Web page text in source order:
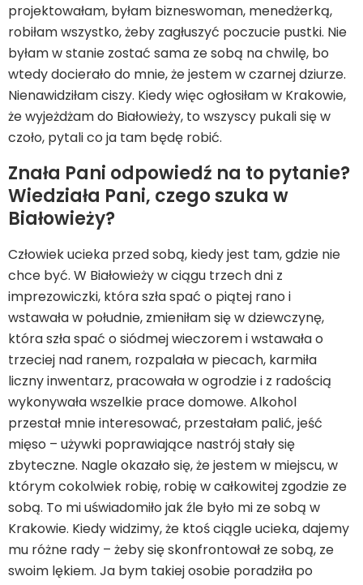
projektowałam, byłam bizneswoman, menedżerką,
robiłam wszystko, żeby zagłuszyć poczucie pustki. Nie
byłam w stanie zostać sama ze sobą na chwilę, bo
wtedy docierało do mnie, że jestem w czarnej dziurze.
Nienawidziłam ciszy. Kiedy więc ogłosiłam w Krakowie,
że wyjeżdżam do Białowieży, to wszyscy pukali się w
czoło, pytali co ja tam będę robić.
Znała Pani odpowiedź na to pytanie?
Wiedziała Pani, czego szuka w
Białowieży?
Człowiek ucieka przed sobą, kiedy jest tam, gdzie nie
chce być. W Białowieży w ciągu trzech dni z
imprezowiczki, która szła spać o piątej rano i
wstawała w południe, zmieniłam się w dziewczynę,
która szła spać o siódmej wieczorem i wstawała o
trzeciej nad ranem, rozpalała w piecach, karmiła
liczny inwentarz, pracowała w ogrodzie i z radością
wykonywała wszelkie prace domowe. Alkohol
przestał mnie interesować, przestałam palić, jeść
mięso – używki poprawiające nastrój stały się
zbyteczne. Nagle okazało się, że jestem w miejscu, w
którym cokolwiek robię, robię w całkowitej zgodzie ze
sobą. To mi uświadomiło jak źle było mi ze sobą w
Krakowie. Kiedy widzimy, że ktoś ciągle ucieka, dajemy
mu różne rady – żeby się skonfrontował ze sobą, ze
swoim lękiem. Ja bym takiej osobie poradziła po